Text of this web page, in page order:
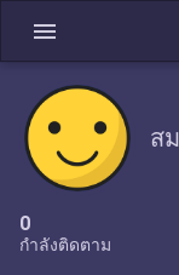
menu
ส
0
กำลังติดตาม